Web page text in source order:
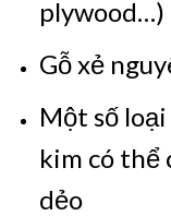
plywood…)
Gỗ xẻ
Một số
kim có thể
dẻo